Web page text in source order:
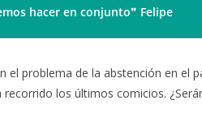
hacer en conjunto❞ Felipe
el problema de la abstención en el
los últimos comicios.